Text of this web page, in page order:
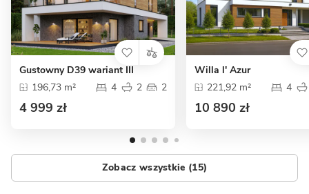
Gustowny D39 wariant III
196,73 m²
4 2 2
4 999 zł
Willa l' Azur
221,92 m²
4
10 890 zł
Zobacz wszystkie (15)